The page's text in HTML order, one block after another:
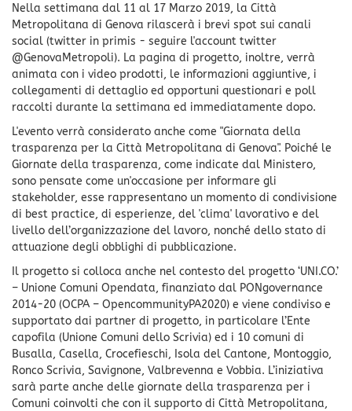
Nella settimana dal 11 al 17 Marzo 2019, la Città
Metropolitana di Genova rilascerà i brevi spot sui canali
social (twitter in primis - seguire l'account twitter
@GenovaMetropoli). La pagina di progetto, inoltre, verrà
animata con i video prodotti, le informazioni aggiuntive, i
collegamenti di dettaglio ed opportuni questionari e poll
raccolti durante la settimana ed immediatamente dopo.
L'evento verrà considerato anche come "Giornata della
trasparenza per la Città Metropolitana di Genova". Poiché le
Giornate della trasparenza, come indicate dal Ministero,
sono pensate come un'occasione per informare gli
stakeholder, esse rappresentano un momento di condivisione
di best practice, di esperienze, del 'clima' lavorativo e del
livello dell’organizzazione del lavoro, nonché dello stato di
attuazione degli obblighi di pubblicazione.
Il progetto si colloca anche nel contesto del progetto ‘UNI.CO.’
– Unione Comuni Opendata, finanziato dal PONgovernance
2014-20 (OCPA – OpencommunityPA2020) e viene condiviso e
supportato dai partner di progetto, in particolare l’Ente
capofila (Unione Comuni dello Scrivia) ed i 10 comuni di
Busalla, Casella, Crocefieschi, Isola del Cantone, Montoggio,
Ronco Scrivia, Savignone, Valbrevenna e Vobbia. L’iniziativa
sarà parte anche delle giornate della trasparenza per i
Comuni coinvolti che con il supporto di Città Metropolitana,